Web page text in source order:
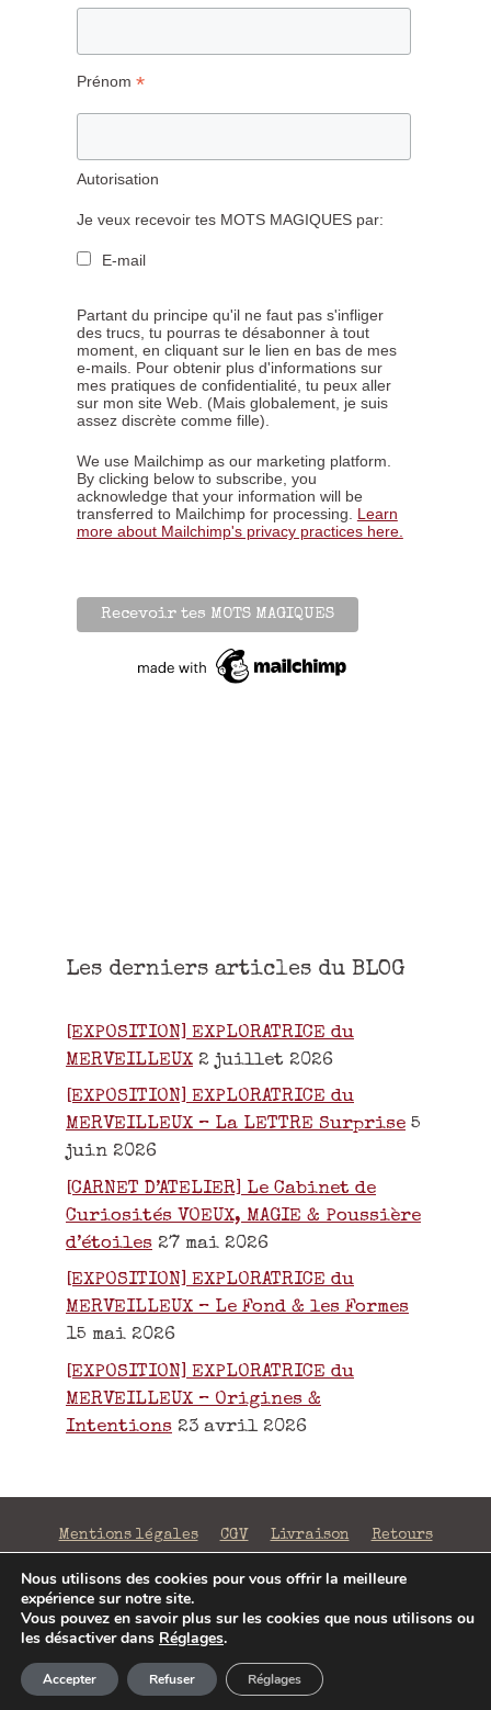
Prénom *
Autorisation
Je veux recevoir tes MOTS MAGIQUES par:
E-mail
Partant du principe qu'il ne faut pas s'infliger
des trucs, tu pourras te désabonner à tout
moment, en cliquant sur le lien en bas de mes
e-mails. Pour obtenir plus d'informations sur
mes pratiques de confidentialité, tu peux aller
sur mon site Web. (Mais globalement, je suis
assez discrète comme fille).
We use Mailchimp as our marketing platform.
By clicking below to subscribe, you
acknowledge that your information will be
transferred to Mailchimp for processing. Learn
more about Mailchimp's privacy practices here.
Les derniers articles du BLOG
[EXPOSITION] EXPLORATRICE du
MERVEILLEUX 2 juillet 2026
[EXPOSITION] EXPLORATRICE du
MERVEILLEUX – La LETTRE Surprise 5
juin 2026
[CARNET D’ATELIER] Le Cabinet de
Curiosités VOEUX, MAGIE & Poussière
d’étoiles 27 mai 2026
[EXPOSITION] EXPLORATRICE du
MERVEILLEUX – Le Fond & les Formes
15 mai 2026
[EXPOSITION] EXPLORATRICE du
MERVEILLEUX – Origines &
Intentions 23 avril 2026
Mentions légales CGV Livraison Retours
©2026 La Fabrique de Mots Magiques | SIRET 797 938
206 00043 | Conception
Jenny Portier
Article ajouté au panier
0 Produit - 0,00
Nous utilisons des cookies pour vous offrir la meilleure
expérience sur notre site.
Vous pouvez en savoir plus sur les cookies que nous utilisons ou
les désactiver dans Réglages.
Accepter Refuser Réglages